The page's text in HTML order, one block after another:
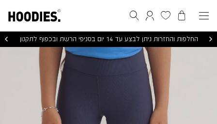
הסל שליהמועדפים שליהתחברות / הרשמה
חיפוש
זמני אספקה 2-4 ימי עסקים, ייתכנו עיכובים בשל המצב הבטחוני
TARA
GIRLS
LEGGINGS